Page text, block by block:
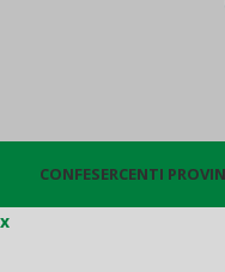
CONFESERCENTI
x